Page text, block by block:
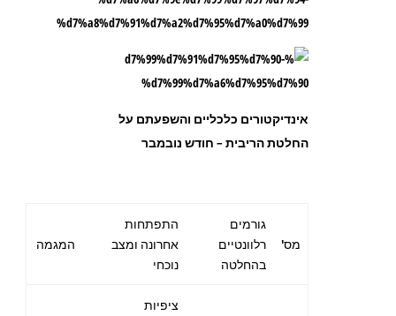
אינדיקטורים כלכליים והשפעתם על
החלטת הריבית – חודש נובמבר
מס'
גורמים
רלוונטיים
בהחלטה
התפתחות
אחרונה ומצב
נוכחי
המגמה
ציפיות